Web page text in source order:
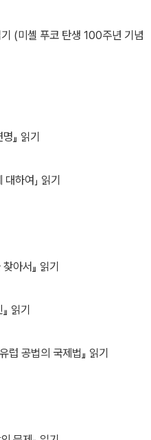
기 (미셸 푸코 탄생 100주년 기념
』 읽기
하여」 읽기
아서』 읽기
읽기
럽 공법의 국제법』 읽기